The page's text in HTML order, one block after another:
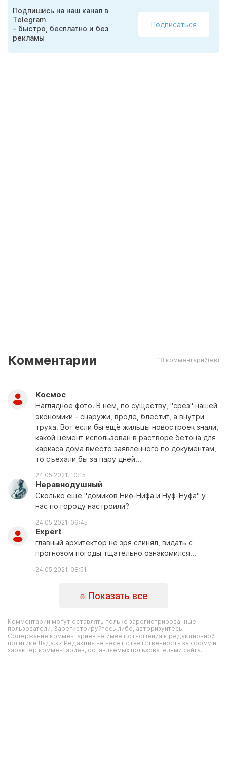
Подпишись на наш канал в
Telegram
– быстро, бесплатно и без
рекламы
Подписаться
Комментарии 18 комментарий(ев)
Космос
Наглядное фото. В нём, по существу, "срез" нашей
экономики - снаружи, вроде, блестит, а внутри
труха. Вот если бы ещё жильцы новостроек знали,
какой цемент использован в растворе бетона для
каркаса дома вместо заявленного по документам,
то съехали бы за пару дней...
24.05.2021, 10:15
Неравнодушный
Сколько ещё "домиков Ниф-Нифа и Нуф-Нуфа" у
нас по городу настроили?
24.05.2021, 09:45
Expert
главный архитектор не зря слинял, видать с
прогнозом погоды тщательно ознакомился...
24.05.2021, 08:51
Показать все
Комментарии могут оставлять только зарегистрированные
пользователи. Зарегистрируйтесь либо, авторизуйтесь.
Содержание комментариев не имеет отношения к редакционной
политике Лада.kz.Редакция не несет ответственность за форму и
характер комментариев, оставляемых пользователями сайта.